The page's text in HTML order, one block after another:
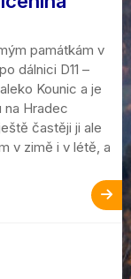
památkám v
dálnici D11 –
Kounic a je
na Hradec
častěji ji ale
v zimě i v létě, a